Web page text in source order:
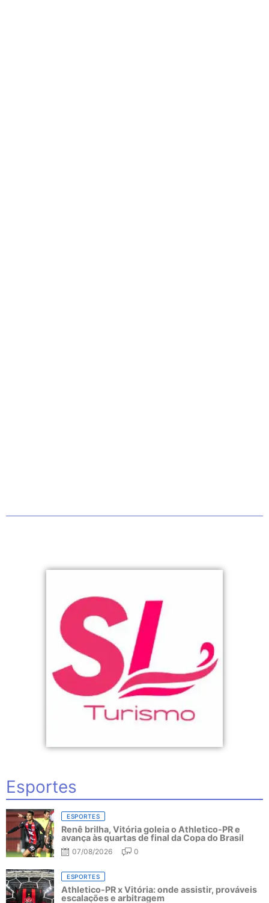
Esportes
ESPORTES
Renê brilha, Vitória goleia o Athletico-PR e
avança às quartas de final da Copa do Brasil
07/08/2026 0
ESPORTES
Athletico-PR x Vitória: onde assistir, prováveis
escalações e arbitragem